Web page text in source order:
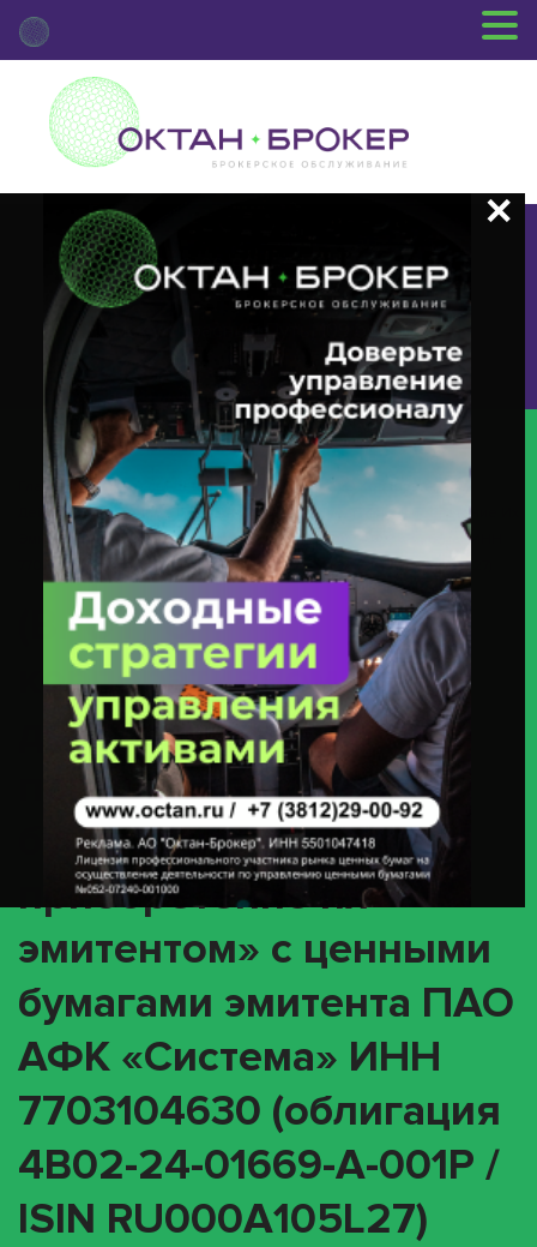
+7 (3812) 29-00-92
г.Омск ул.Красный Путь, 109 оф.510
Главная Новости Депозитария
(BPUT) О Корпоративном
Действии «Досрочное Погашение Ценных Бумаг Или Приобретение Их
Эмитентом» С Ценными Бумагами Эмитента ПАО АФК «Система» ИНН
7703104630 (облигация 4B02-24-01669-A-001P / ISIN RU000A105L27)
(BPUT) О
корпоративном
действии «Досрочное
погашение ценных
бумаг или
приобретение их
эмитентом» с ценными
бумагами эмитента ПАО
АФК «Система» ИНН
7703104630 (облигация
4B02-24-01669-A-001P /
ISIN RU000A105L27)